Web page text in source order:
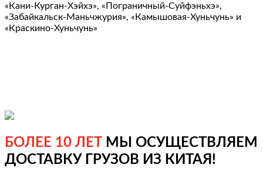
«Кани-Курган-Хэйхэ», «Пограничный-Суйфэньхэ»,
«Забайкальск-Маньчжурия», «Камышовая-Хуньчунь» и
«Краскино-Хуньчунь»
БОЛЕЕ 10 ЛЕТ МЫ ОСУЩЕСТВЛЯЕМ
ДОСТАВКУ ГРУЗОВ ИЗ КИТАЯ!